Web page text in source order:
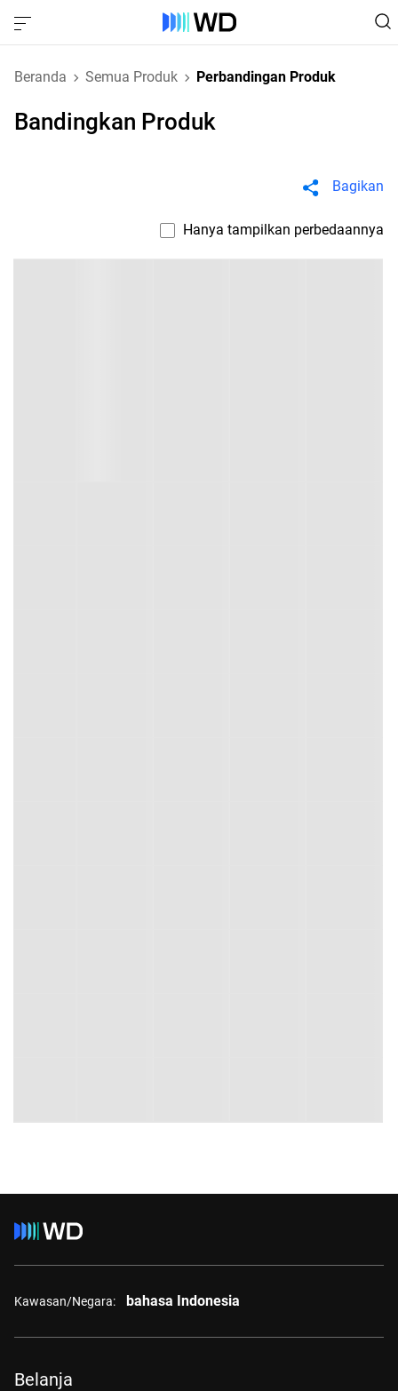
Beranda Semua Produk Perbandingan Produk
Bandingkan Produk
Bagikan
Hanya tampilkan perbedaannya
Kawasan/Negara: bahasa Indonesia
Belanja